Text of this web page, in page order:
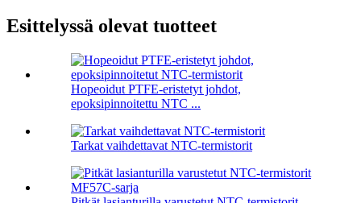
Esittelyssä olevat tuotteet
Hopeoidut PTFE-eristetyt johdot,
epoksipinnoitettu NTC ...
Tarkat vaihdettavat NTC-termistorit